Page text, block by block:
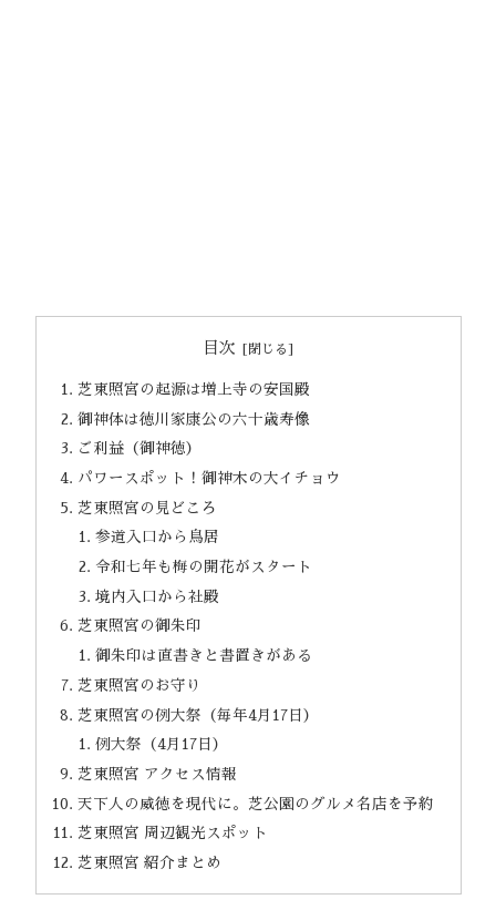
目次
芝東照宮の起源は増上寺の安国殿
御神体は徳川家康公の六十歳寿像
ご利益（御神徳）
パワースポット！御神木の大イチョウ
芝東照宮の見どころ
参道入口から鳥居
令和七年も梅の開花がスタート
境内入口から社殿
芝東照宮の御朱印
御朱印は直書きと書置きがある
芝東照宮のお守り
芝東照宮の例大祭（毎年4月17日）
例大祭（4月17日）
芝東照宮 アクセス情報
天下人の威徳を現代に。芝公園のグルメ名店を予約
芝東照宮 周辺観光スポット
芝東照宮 紹介まとめ